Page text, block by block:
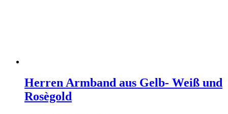
Herren Armband aus Gelb- Weiß und
Rosègold